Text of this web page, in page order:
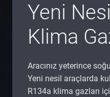
Yeni
Klima
Aracınız yeterince
Yeni nesil araçlarda
R134a klima gazları